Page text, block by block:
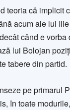
teoria că implicit
acum ale lui
când e vorba
lui Bolojan
tabere din partid.
pe primarul
în toate